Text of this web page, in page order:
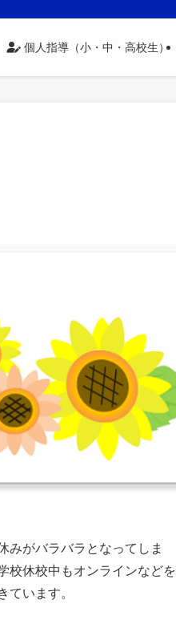
個人指導（小・中・高校生）
みがバラバラとなってしま
校休校中もオンラインなどを
ています。